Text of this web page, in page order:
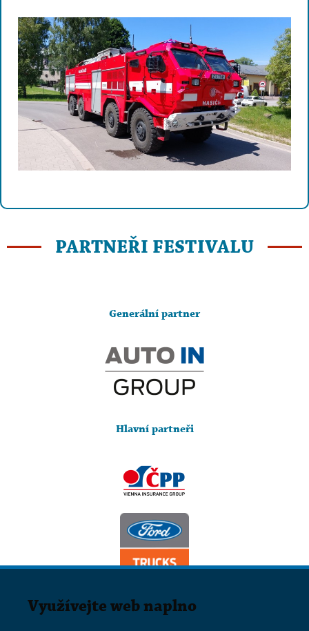
PARTNEŘI FESTIVALU
Generální partner
Hlavní partneři
Využívejte web naplno